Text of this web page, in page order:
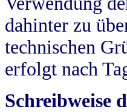
dahinter zu
technischen
erfolgt nach
Schreibweise